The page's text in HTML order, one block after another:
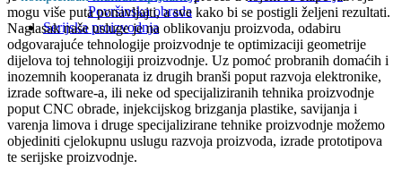
Površinska obrada
Serijska proizvodnja
mogu više puta ponavljajti, a sve kako bi se postigli željeni rezultati.
Naglasak naše usluge je na oblikovanju proizvoda, odabiru
odgovarajuće tehnologije proizvodnje te optimizaciji geometrije
dijelova toj tehnologiji proizvodnje. Uz pomoć probranih domaćih i
inozemnih kooperanata iz drugih branši poput razvoja elektronike,
izrade software-a, ili neke od specijaliziranih tehnika proizvodnje
poput CNC obrade, injekcijskog brizganja plastike, savijanja i
varenja limova i druge specijalizirane tehnike proizvodnje možemo
objediniti cjelokupnu uslugu razvoja proizvoda, izrade prototipova
te serijske proizvodnje.